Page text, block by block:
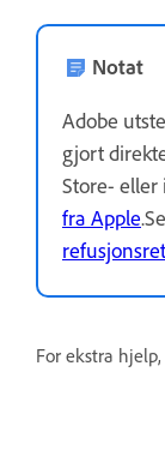
Notat
Adobe
gjort
Store- eller
fra Apple.Se
For ekstra